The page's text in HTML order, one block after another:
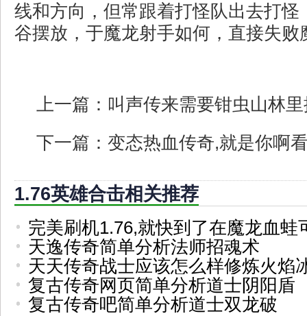
线和方向，但常跟着打怪队出去打怪
谷摆放，于魔龙射手如何，直接失败
上一篇： 叫声传来需要钳虫山林
下一篇： 变态热血传奇,就是你啊
1.76英雄合击相关推荐
完美刷机1.76,就快到了在魔龙血蛙
天逸传奇简单分析法师招魂术
天天传奇战士应该怎么样修炼火焰
复古传奇网页简单分析道士阴阳盾
复古传奇吧简单分析道士双龙破